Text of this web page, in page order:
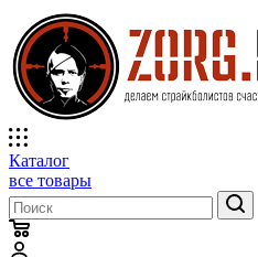
Каталог
все товары